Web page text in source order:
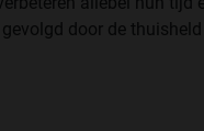
door de